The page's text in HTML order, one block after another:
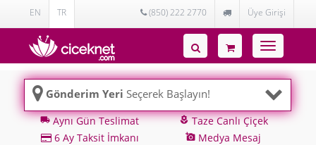
EN TR (850) 222 2770 Üye Girişi
Toggle
navigation
Gönderim Yeri Seçerek Başlayın!
local_shippingAynı Gün Teslimat local_floristTaze Canlı Çiçek
6 Ay Taksit İmkanı
add_a_photo Medya Mesaj